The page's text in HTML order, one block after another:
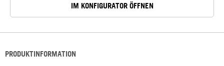
IM KONFIGURATOR ÖFFNEN
PRODUKTINFORMATION